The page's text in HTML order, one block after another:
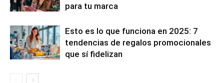
para tu marca
Esto es lo que funciona en 2025: 7
tendencias de regalos promocionales
que sí fidelizan